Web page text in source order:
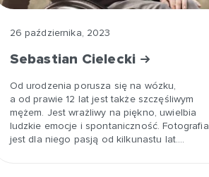
26 października, 2023
Sebastian Cielecki
Od urodzenia porusza się na wózku,
a od prawie 12 lat jest także szczęśliwym
mężem. Jest wrażliwy na piękno, uwielbia
ludzkie emocje i spontaniczność. Fotografia
jest dla niego pasją od kilkunastu lat.…